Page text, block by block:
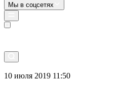
Мы в соцсетях
10 июля 2019 11:50